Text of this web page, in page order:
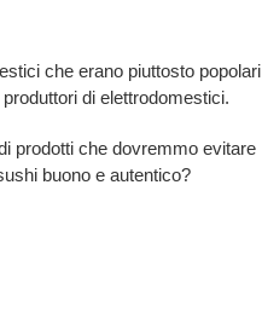
che erano piuttosto popolari
di elettrodomestici.
prodotti che dovremmo evitare
buono e autentico?